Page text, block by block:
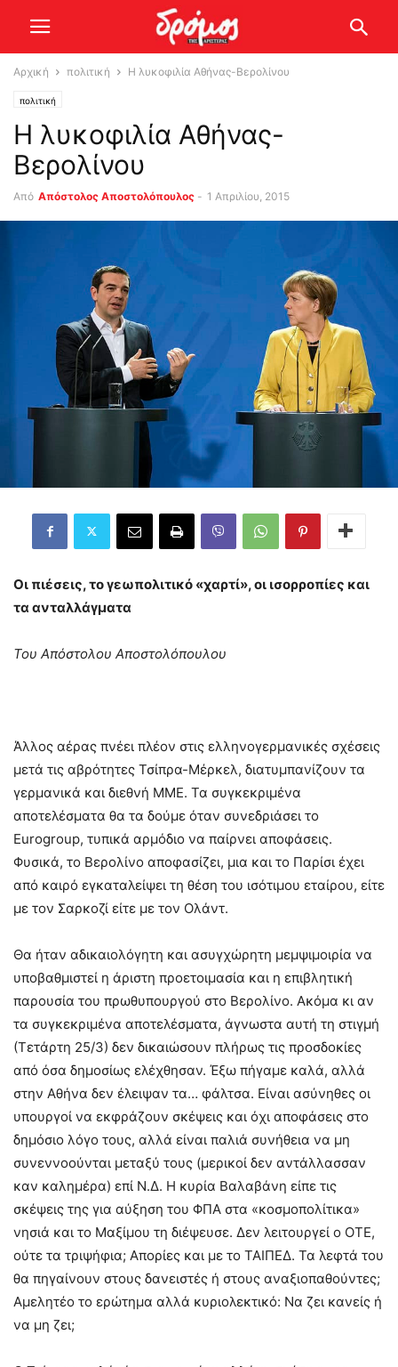
Αρχική πολιτική Η λυκοφιλία Αθήνας-Βερολίνου
πολιτική
Η λυκοφιλία Αθήνας-
Βερολίνου
Από Απόστολος Αποστολόπουλος - 1 Απριλίου, 2015
Οι πιέσεις, το γεωπολιτικό «χαρτί», οι ισορροπίες και
τα ανταλλάγματα
Του Απόστολου Αποστολόπουλου
Άλλος αέρας πνέει πλέον στις ελληνογερμανικές σχέσεις
μετά τις αβρότητες Τσίπρα-Μέρκελ, διατυμπανίζουν τα
γερμανικά και διεθνή ΜΜΕ. Τα συγκεκριμένα
αποτελέσματα θα τα δούμε όταν συνεδριάσει το
Eurogroup, τυπικά αρμόδιο να παίρνει αποφάσεις.
Φυσικά, το Βερολίνο αποφασίζει, μια και το Παρίσι έχει
από καιρό εγκαταλείψει τη θέση του ισότιμου εταίρου, είτε
με τον Σαρκοζί είτε με τον Ολάντ.
Θα ήταν αδικαιολόγητη και ασυγχώρητη μεμψιμοιρία να
υποβαθμιστεί η άριστη προετοιμασία και η επιβλητική
παρουσία του πρωθυπουργού στο Βερολίνο. Ακόμα κι αν
τα συγκεκριμένα αποτελέσματα, άγνωστα αυτή τη στιγμή
(Τετάρτη 25/3) δεν δικαιώσουν πλήρως τις προσδοκίες
από όσα δημοσίως ελέχθησαν. Έξω πήγαμε καλά, αλλά
στην Αθήνα δεν έλειψαν τα… φάλτσα. Είναι ασύνηθες οι
υπουργοί να εκφράζουν σκέψεις και όχι αποφάσεις στο
δημόσιο λόγο τους, αλλά είναι παλιά συνήθεια να μη
συνεννοούνται μεταξύ τους (μερικοί δεν αντάλλασσαν
καν καλημέρα) επί Ν.Δ. Η κυρία Βαλαβάνη είπε τις
σκέψεις της για αύξηση του ΦΠΑ στα «κοσμοπολίτικα»
νησιά και το Μαξίμου τη διέψευσε. Δεν λειτουργεί ο ΟΤΕ,
ούτε τα τριψήφια; Απορίες και με το ΤΑΙΠΕΔ. Τα λεφτά του
θα πηγαίνουν στους δανειστές ή στους αναξιοπαθούντες;
Αμελητέο το ερώτημα αλλά κυριολεκτικό: Να ζει κανείς ή
να μη ζει;